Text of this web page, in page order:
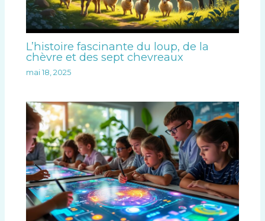
L’histoire fascinante du loup, de la
chèvre et des sept chevreaux
mai 18, 2025